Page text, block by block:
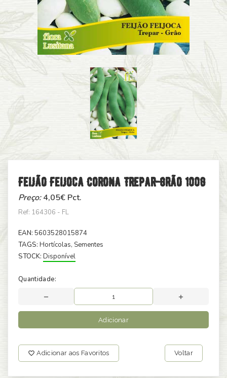
Feijão Feijoca Corona Trepar-Grão 100g
Preço:4,05€ Pct.
Ref: 164306 - FL
EAN: 5603528015874
TAGS: Hortícolas, Sementes
STOCK: Disponível
Quantidade:
Adicionar
Adicionar aos Favoritos Voltar